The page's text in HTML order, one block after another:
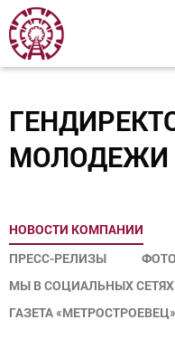
МОЛОДЕЖИ
НОВОСТИ КОМПАНИИ
ПРЕСС-РЕЛИЗЫ
МЫ В СОЦИАЛЬНЫХ СЕТЯХ
ГАЗЕТА «МЕТРОСТРОЕВЕЦ»